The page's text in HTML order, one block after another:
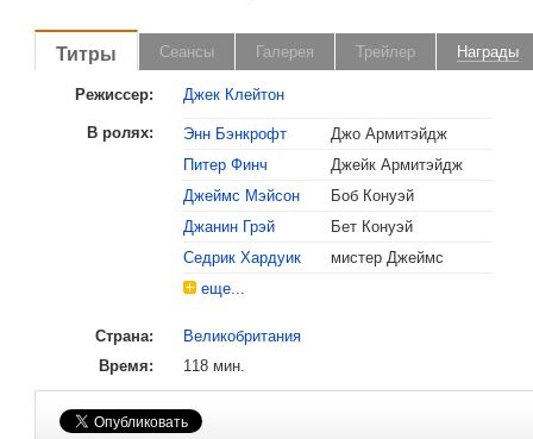
Титры Сеансы Галерея Трейлер Награды
Режиссер: Джек Клейтон
В ролях: Энн Бэнкрофт
Джо Армитэйдж
Питер Финч
Джейк Армитэйдж
Джеймс Мэйсон
Боб Конуэй
Джанин Грэй
Бет Конуэй
Седрик Хардуик
мистер Джеймс
еще...
Страна:
Великобритания
Время:
118 мин.
Канны Приз за лучшую женскую роль